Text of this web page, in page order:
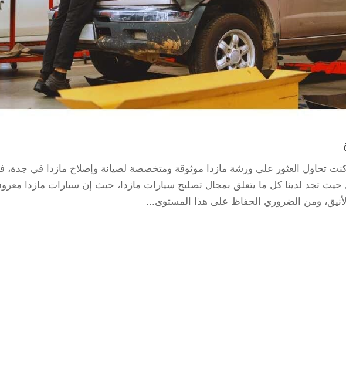
تحاول العثور على ورشة مازدا موثوقة ومتخصصة لصيانة وإصلاح مازدا في جدة،
حيث تجد لدينا كل ما يتعلق بمجال تصليح سيارات مازدا، حيث إن سيارات مازدا
الأنيق، ومن الضروري الحفاظ على هذا المستوى...